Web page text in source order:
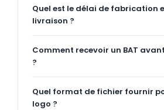
Quel est le délai de fabrication
livraison ?
Comment recevoir un BAT
?
Quel format de fichier fournir
logo ?